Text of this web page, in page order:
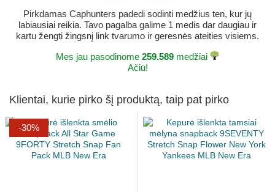
Pirkdamas Caphunters padedi sodinti medžius ten, kur jų
labiausiai reikia. Tavo pagalba galime 1 medis dar daugiau ir
kartu žengti žingsnį link tvarumo ir geresnės ateities visiems.
Mes jau pasodinome 259.589 medžiai
Ačiū!
Klientai, kurie pirko šį produktą, taip pat pirko
-30%